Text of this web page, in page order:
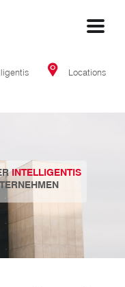
Locations
INTELLIGENTIS